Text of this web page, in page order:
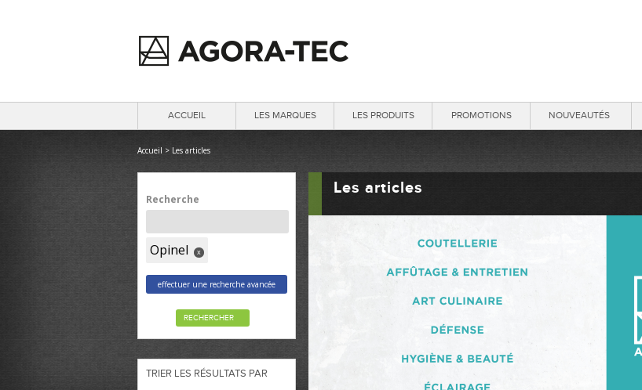
ACCUEIL LES MARQUES LES PRODUITS PROMOTIONS NOUVEAUTÉS
Les articles
Accueil > Les articles
Recherche
Opinel x
effectuer une recherche avancée
RECHERCHER
TRIER LES RÉSULTATS PAR